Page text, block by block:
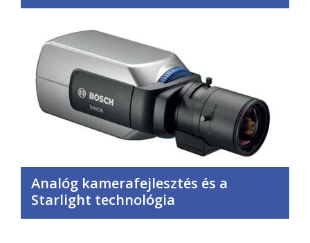
Analóg kamerafejlesztés és a
Starlight technológia